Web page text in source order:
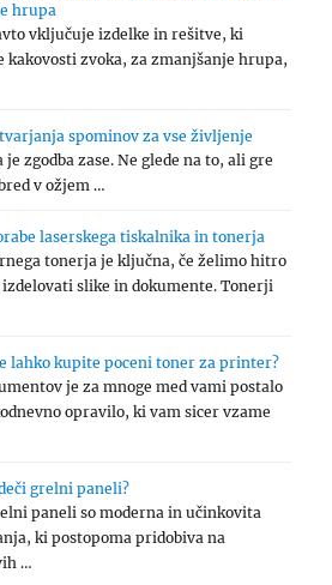
hrupa
vključuje izdelke in rešitve, ki
kakovosti zvoka, za zmanjšanje hrupa,
spominov za vse življenje
je zgodba zase. Ne glede na to, ali gre
v ožjem …
laserskega tiskalnika in tonerja
tonerja je ključna, če želimo hitro
slike in dokumente. Tonerji
lahko kupite poceni toner za printer?
je za mnoge med vami postalo
opravilo, ki vam sicer vzame
grelni paneli?
paneli so moderna in učinkovita
ki postopoma pridobiva na
…